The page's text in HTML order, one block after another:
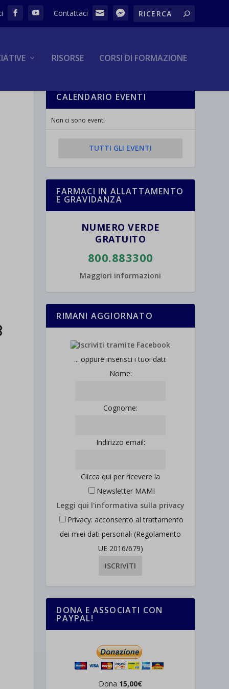
RISORSE CORSI DI FORMAZIONE
CALENDARIO EVENTI
Non ci sono eventi
TUTTI GLI EVENTI
FARMACI IN ALLATTAMENTO
E GRAVIDANZA
NUMERO VERDE
GRATUITO
800.883300
Maggiori informazioni
RIMANI AGGIORNATO
... oppure inserisci i tuoi dati:
Nome:
Cognome:
Indirizzo email:
Clicca qui per ricevere la
Newsletter MAMI
Leggi qui l'informativa sulla privacy
Privacy: acconsento al trattamento
dei miei dati personali (Regolamento
UE 2016/679)
DONA E ASSOCIATI CON
PAYPAL!
Dona 15,00€